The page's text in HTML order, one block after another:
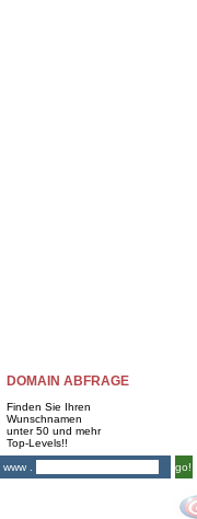
DOMAIN ABFRAGE
Finden Sie Ihren
Wunschnamen
unter 50 und mehr
Top-Levels!!
www .
go!